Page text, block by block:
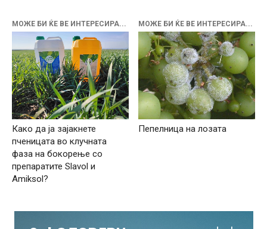
МОЖЕ БИ ЌЕ ВЕ ИНТЕРЕСИРА...
Како да ја зајакнете
пченицата во клучната
фаза на бокорење со
препаратите Slavol и
Amiksol?
МОЖЕ БИ ЌЕ ВЕ ИНТЕРЕСИРА...
Пепелница на лозата